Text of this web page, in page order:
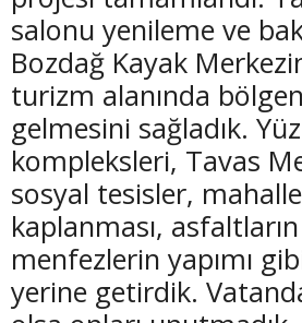
salonu yenileme ve
Bozdağ Kayak
turizm alanında
gelmesini sağladık.
kompleksleri, Tavas
sosyal tesisler,
kaplanması,
menfezlerin yapımı
yerine getirdik.